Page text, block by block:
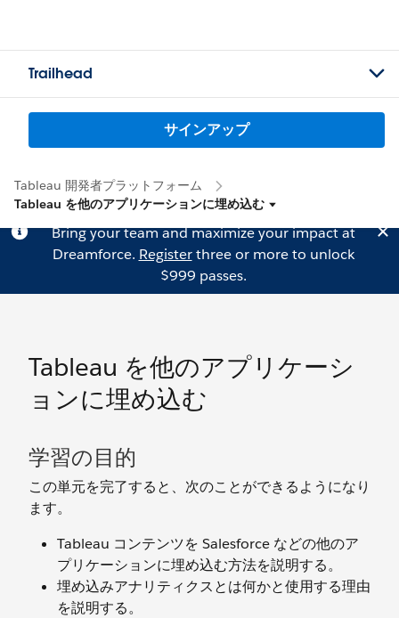
Trailhead
サインアップ
Tableau 開発者プラットフォーム
Tableau を他のアプリケーションに埋め込む
Bring your team and maximize your impact at
Dreamforce. Registerthree or more to unlock
$999 passes.
Tableau を他のアプリケーシ
ョンに埋め込む
学習の目的
この単元を完了すると、次のことができるようになり
ます。
Tableau コンテンツを Salesforce などの他のア
プリケーションに埋め込む方法を説明する。
埋め込みアナリティクスとは何かと使用する理由
を説明する。